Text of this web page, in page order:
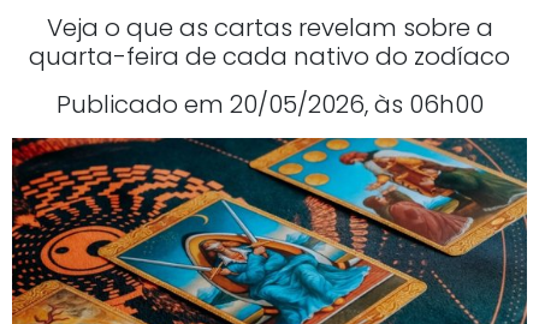
Veja o que as cartas revelam sobre a
quarta-feira de cada nativo do zodíaco
Publicado em 20/05/2026, às 06h00